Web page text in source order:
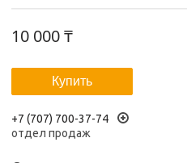
10 000 ₸
Купить
+7 (707) 700-37-74
отдел продаж